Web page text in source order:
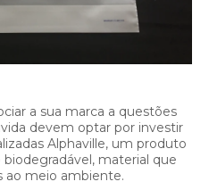
a sua marca a questões
devem optar por investir
Alphaville, um produto
material que
ao meio ambiente.